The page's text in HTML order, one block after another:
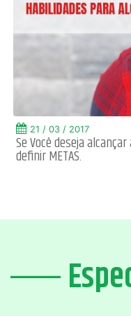
21 / 03 / 2017
Se Você deseja
definir METAS.